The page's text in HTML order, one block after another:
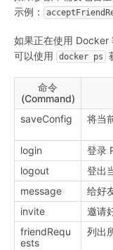
示例：
如果正在使用 Docker
可以使用
docker ps
命令
(Command)
saveConfig 将当
login
登录
logout
登出
message
给好
invite
邀请
friendRequ
ests
列出